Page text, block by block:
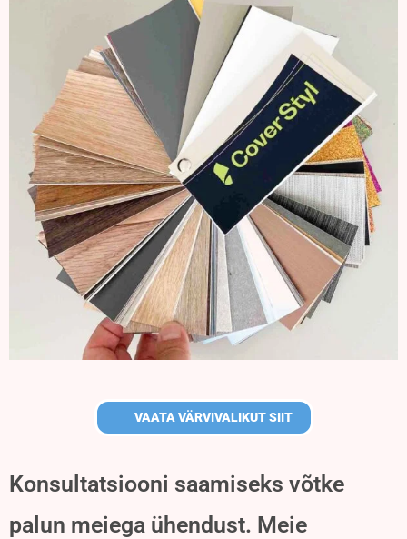
VAATA VÄRVIVALIKUT SIIT
Konsultatsiooni saamiseks võtke
palun meiega ühendust. Meie